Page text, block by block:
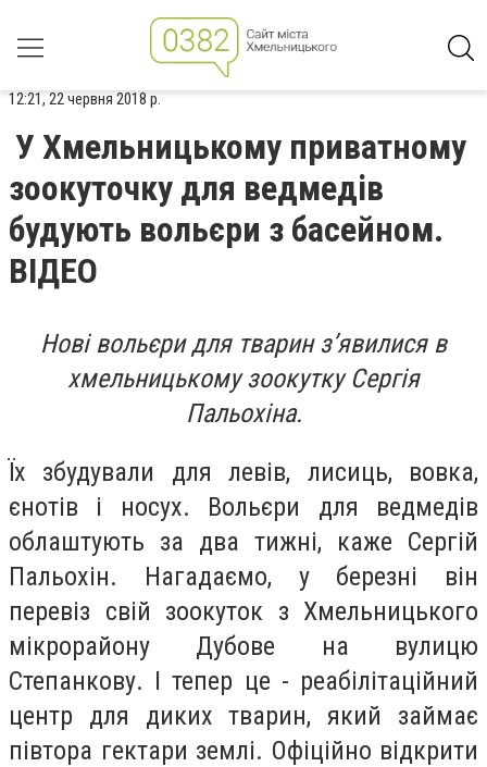
12:21, 22 червня 2018 р.
У Хмельницькому приватному
зоокуточку для ведмедів
будують вольєри з басейном.
ВІДЕО
Нові вольєри для тварин з’явилися в
хмельницькому зоокутку Сергія
Пальохіна.
Їх збудували для левів, лисиць, вовка,
єнотів і носух. Вольєри для ведмедів
облаштують за два тижні, каже Сергій
Пальохін. Нагадаємо, у березні він
перевіз свій зоокуток з Хмельницького
мікрорайону Дубове на вулицю
Степанкову. І тепер це - реабілітаційний
центр для диких тварин, який займає
півтора гектари землі. Офіційно відкрити